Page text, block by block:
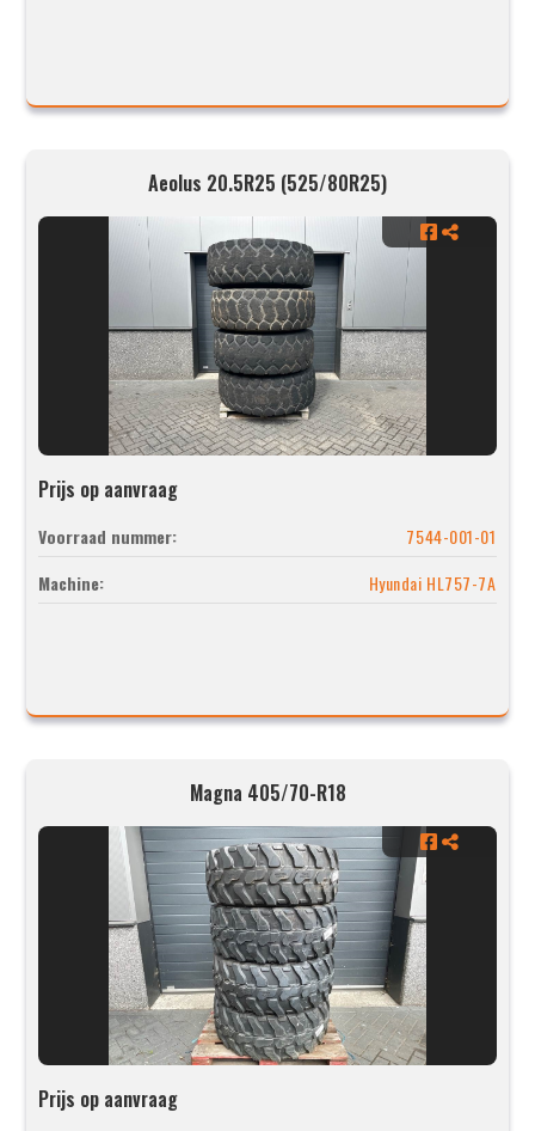
Aeolus 20.5R25 (525/80R25)
Prijs op aanvraag
Voorraad nummer:
7544-001-01
Machine:
Hyundai HL757-7A
Magna 405/70-R18
Prijs op aanvraag